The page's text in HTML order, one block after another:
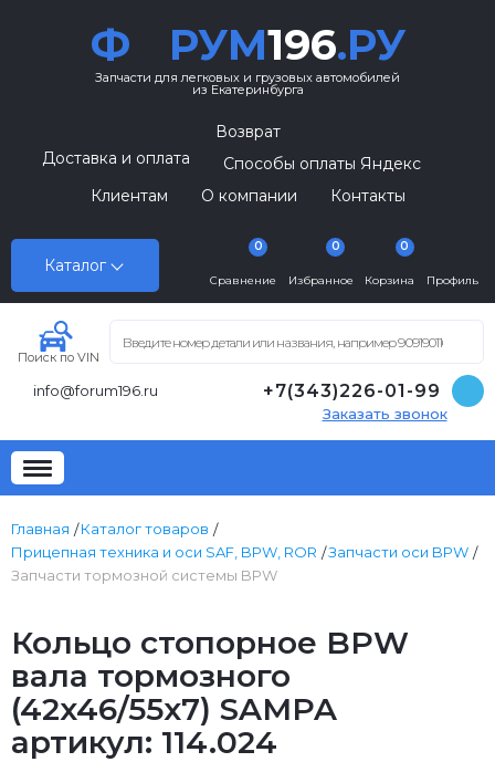
Ф РУМ196.РУ
Запчасти для легковых и грузовых автомобилей
из Екатеринбурга
Каталог
Возврат
Доставка и оплата
Способы оплаты Яндекс
Клиентам
О компании Контакты
Сравнение
0
Избранное
0
Корзина
0
Профиль
Поиск по VIN
info@forum196.ru +7(343)226-01-99
Заказать звонок
Главная
Каталог товаров
Прицепная техника и оси SAF, BPW, ROR
Запчасти оси BPW
Запчасти тормозной системы BPW
Кольцо стопорное BPW
вала тормозного
(42x46/55x7) SAMPA
артикул: 114.024